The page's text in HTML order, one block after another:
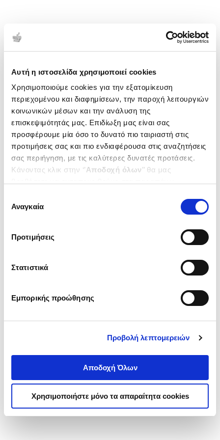
Αυτή η ιστοσελίδα χρησιμοποιεί cookies
Χρησιμοποιούμε cookies για την εξατομίκευση
περιεχομένου και διαφημίσεων, την παροχή λειτουργιών
κοινωνικών μέσων και την ανάλυση της
επισκεψιμότητάς μας. Επιδίωξη μας είναι σας
προσφέρουμε μία όσο το δυνατό πιο ταιριαστή στις
προτιμήσεις σας και πιο ενδιαφέρουσα στις αναζητήσεις
σας περιήγηση, με τις καλύτερες δυνατές προτάσεις.
Κάνοντας κλικ στην ‘’Αποδοχή όλων’’ θα μας
ενδιαφέρουν και να επιλέξετε από τα παρακάτω με την
΄΄και να ενημερωθείτε σχετικά με
συγκατάθεσης
Αναγκαία
Προτιμήσεις
Στατιστικά
Εμπορικής προώθησης
Προβολή λεπτομερειών
Αποδοχή Όλων
Χρησιμοποιήστε μόνο τα απαραίτητα cookies